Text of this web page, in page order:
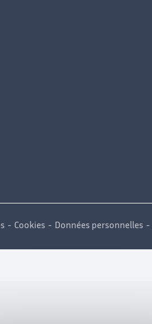
Cookies Données personnelles